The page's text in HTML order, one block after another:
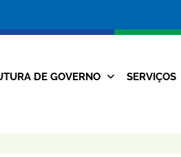
da
Prefeitura
Navegação
DE GOVERNO SERVIÇOS